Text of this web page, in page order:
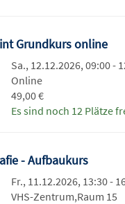
Grundkurs online
Sa., 12.12.2026, 09:00 -
Online
49,00 €
Es sind noch 12 Plätze
- Aufbaukurs
Fr., 11.12.2026, 13:30 -
VHS-Zentrum,Raum 15